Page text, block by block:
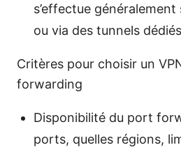
s’effectue généralement
ou via des tunnels dédiés
Critères pour choisir un
forwarding
Disponibilité du port
ports, quelles régions,